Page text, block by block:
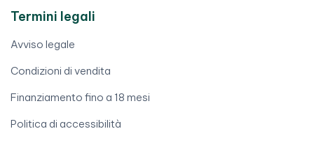
Termini legali
Avviso legale
Condizioni di vendita
Finanziamento fino a 18 mesi
Politica di accessibilità